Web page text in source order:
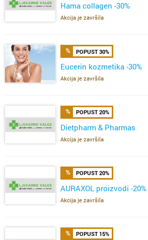
Hama collagen -30%
Akcija je završila
POPUST 30%
Eucerin kozmetika -30%
Akcija je završila
POPUST 20%
Dietpharm & Pharmas
Akcija je završila
POPUST 20%
AURAXOL proizvodi -20%
Akcija je završila
POPUST 15%